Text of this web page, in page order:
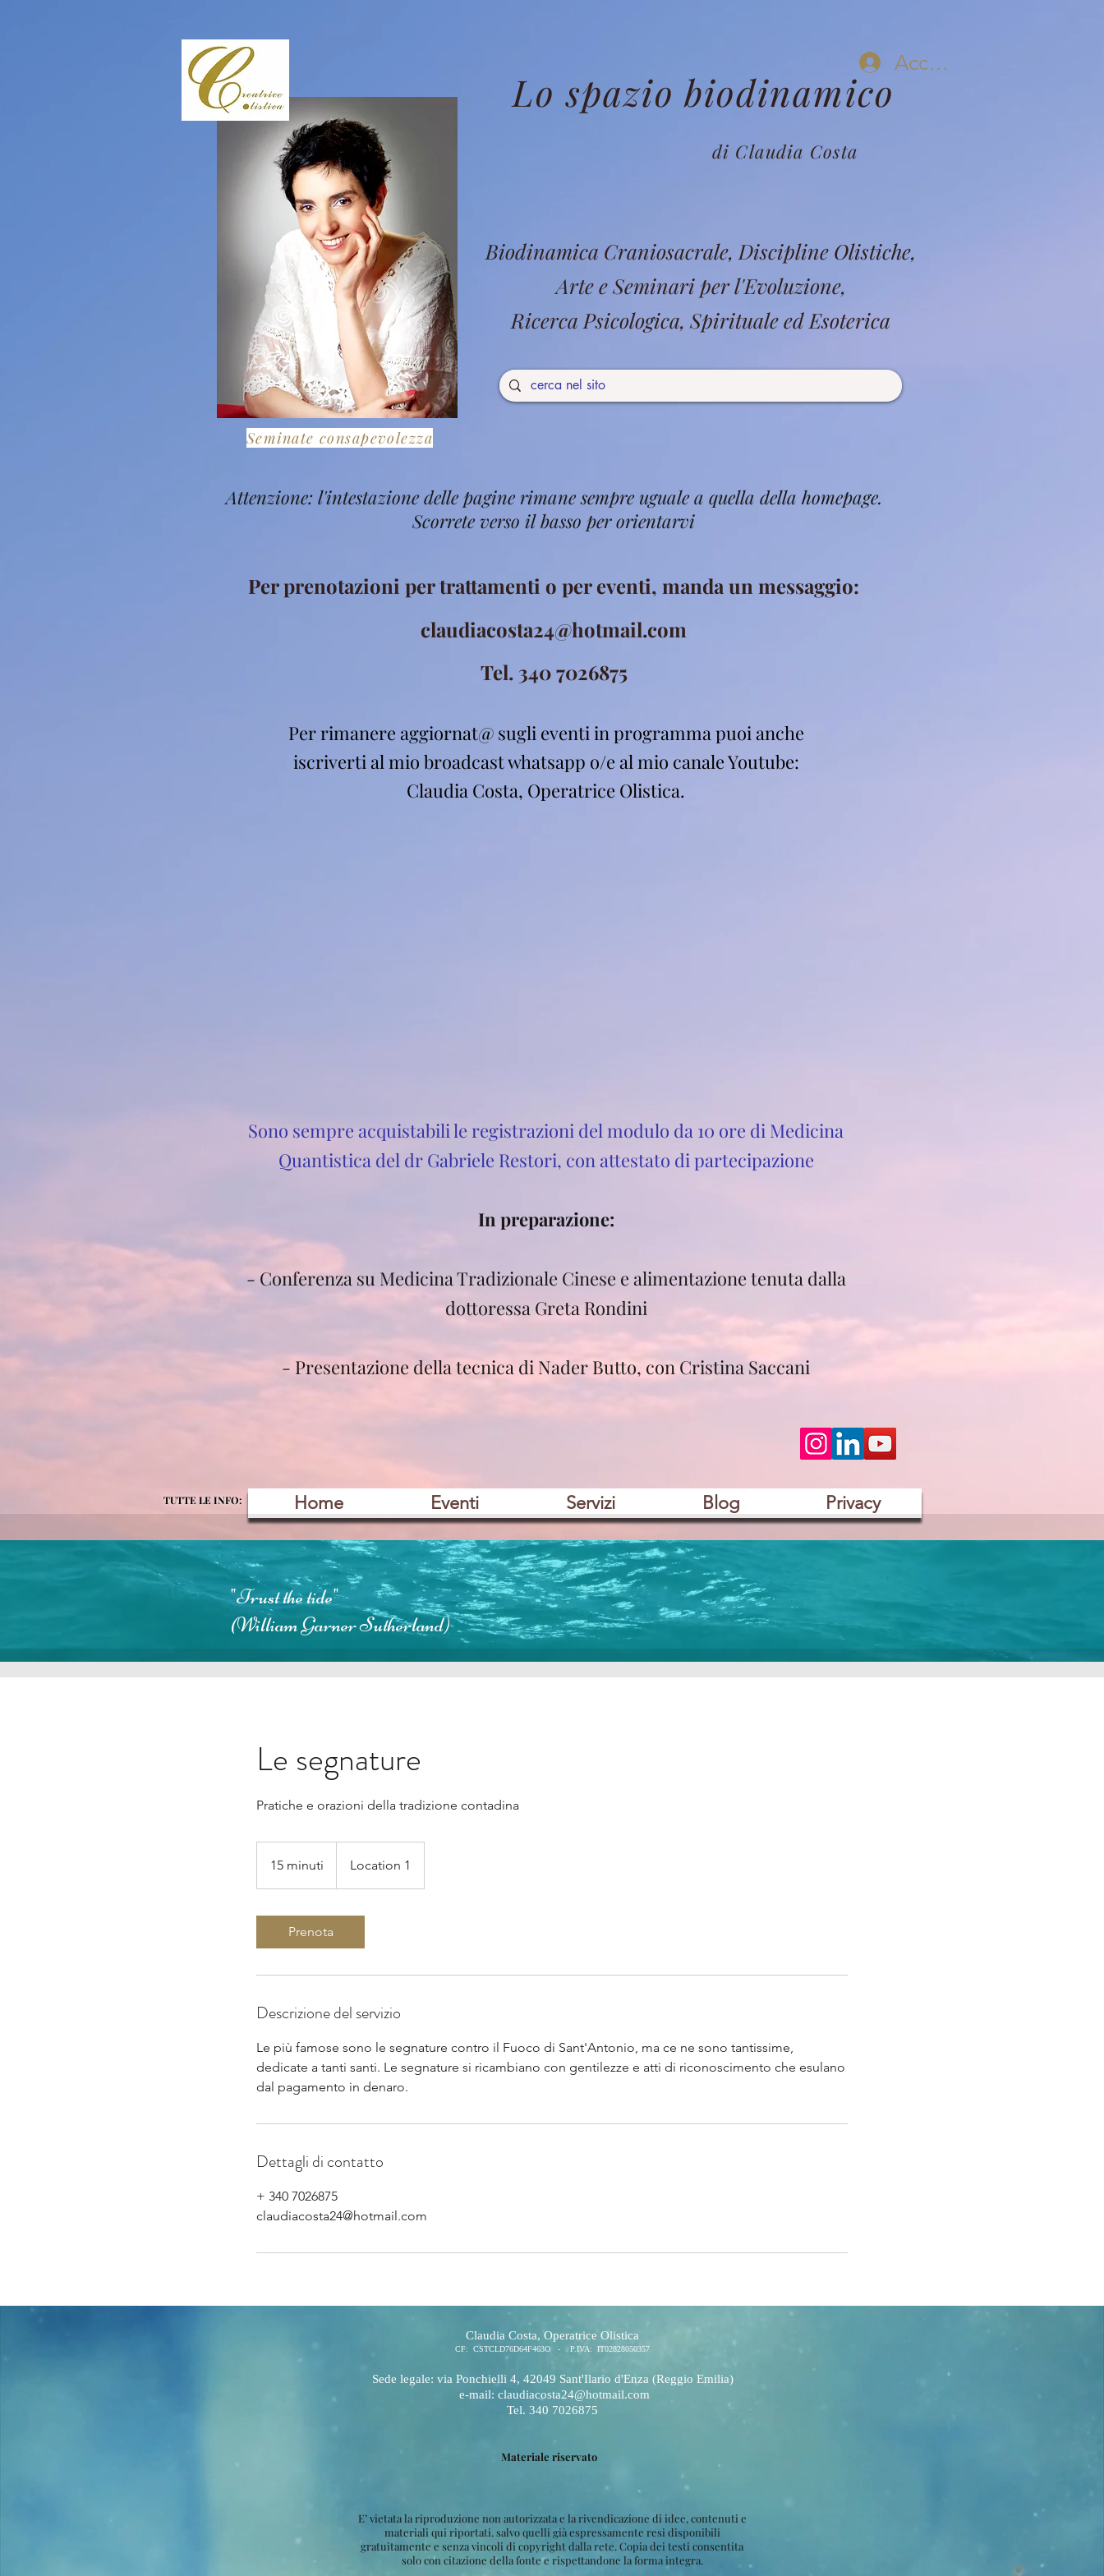
Lo spazio biodinamico
Biodinamica Craniosacrale, Discipline Olistiche,
Arte e Seminari per l'Evoluzione,
Ricerca Psicologica, Spirituale ed Esoterica
Seminate consapevolezza
Per rimanere aggiornat@ sugli eventi in programma puoi anche
iscriverti al mio broadcast whatsapp o/e al mio canale Youtube:
Claudia Costa, Operatrice Olistica.
Per prenotazioni per trattamenti o per eventi, manda un messaggio:
claudiacosta24@hotmail.com
Tel. 340 7026875
Attenzione: l'intestazione delle pagine rimane sempre uguale a quella della homepage.
Scorrete verso il basso per orientarvi
Sono sempre acquistabili le registrazioni del modulo da 10 ore di Medicina
Quantistica del dr Gabriele Restori, con attestato di partecipazione
In preparazione:​
- Conferenza su Medicina Tradizionale Cinese e alimentazione tenuta dalla
dottoressa Greta Rondini
- Presentazione della tecnica di Nader Butto, con Cristina Saccani
TUTTE LE INFO: Home Eventi Servizi Blog Privacy
"Trust the tide"
(William Garner Sutherland)
di Claudia Costa
Accedi
Le segnature
Pratiche e orazioni della tradizione contadina
15 minuti
5
Location 1
Prenota
Descrizione del servizio
Le più famose sono le segnature contro il Fuoco di Sant'Antonio, ma ce ne sono tantissime,
dedicate a tanti santi. Le segnature si ricambiano con gentilezze e atti di riconoscimento che esulano
dal pagamento in denaro.
Dettagli di contatto
+ 340 7026875
claudiacosta24@hotmail.com
Claudia Costa, Operatrice Olistica
CF: CSTCLD76D64F463O - P.IVA: IT02828050357
Sede legale: via Ponchielli 4, 42049 Sant'Ilario d'Enza (Reggio Emilia)
e-mail: claudiacosta24@hotmail.com
Tel. 340 7026875
Materiale riservato
E’ vietata la riproduzione non autorizzata e la rivendicazione di idee, contenuti e
materiali qui riportati. salvo quelli già espressamente resi disponibili
gratuitamente e senza vincoli di copyright dalla rete. Copia dei testi consentita
solo con citazione della fonte e rispettandone la forma integra.